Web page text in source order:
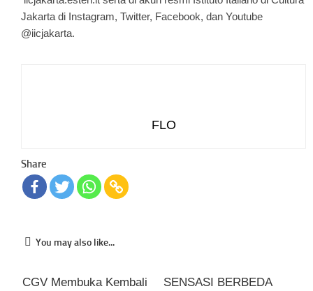
Jakarta di Instagram, Twitter, Facebook, dan Youtube
@iicjakarta.
FLO
Share
You may also like...
CGV Membuka Kembali
SENSASI BERBEDA